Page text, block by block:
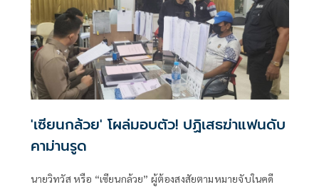
'เซียนกล้วย' โผล่มอบตัว! ปฏิเสธฆ่าแฟนดับ
คาม่านรูด
นายวิทวัส หรือ “เซียนกล้วย” ผู้ต้องสงสัยตามหมายจับในคดี